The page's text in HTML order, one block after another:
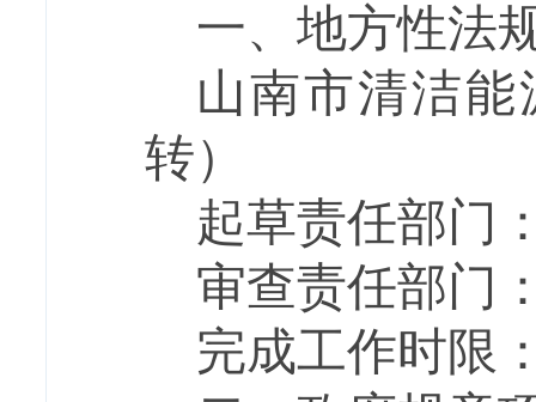
一、地方性法
山南市清洁
转）
起草责任部门
审查责任部门
完成工作时限